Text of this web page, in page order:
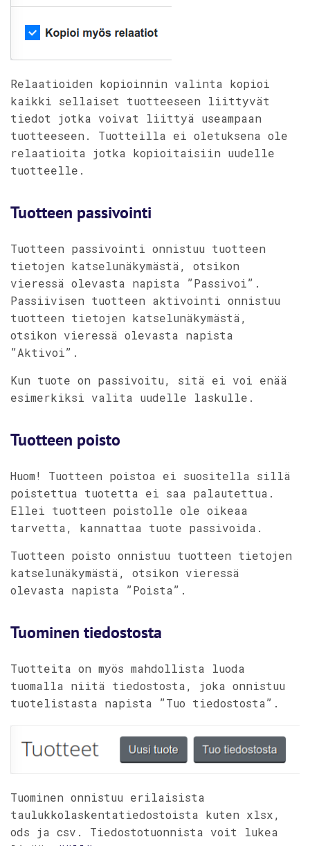
Relaatioiden kopioinnin valinta kopioi
kaikki sellaiset tuotteeseen liittyvät
tiedot jotka voivat liittyä useampaan
tuotteeseen. Tuotteilla ei oletuksena ole
relaatioita jotka kopioitaisiin uudelle
tuotteelle.
Tuotteen passivointi
Tuotteen passivointi onnistuu tuotteen
tietojen katselunäkymästä, otsikon
vieressä olevasta napista ”Passivoi”.
Passiivisen tuotteen aktivointi onnistuu
tuotteen tietojen katselunäkymästä,
otsikon vieressä olevasta napista
”Aktivoi”.
Kun tuote on passivoitu, sitä ei voi enää
esimerkiksi valita uudelle laskulle.
Tuotteen poisto
Huom! Tuotteen poistoa ei suositella sillä
poistettua tuotetta ei saa palautettua.
Ellei tuotteen poistolle ole oikeaa
tarvetta, kannattaa tuote passivoida.
Tuotteen poisto onnistuu tuotteen tietojen
katselunäkymästä, otsikon vieressä
olevasta napista ”Poista”.
Tuominen tiedostosta
Tuotteita on myös mahdollista luoda
tuomalla niitä tiedostosta, joka onnistuu
tuotelistasta napista ”Tuo tiedostosta”.
Tuominen onnistuu erilaisista
taulukkolaskentatiedostoista kuten xlsx,
ods ja csv. Tiedostotuonnista voit lukea